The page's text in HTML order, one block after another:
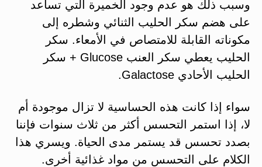
وسبب ذلك هو عدم وجود الخميرة التي تساعد
على هضم سكر الحليب الثنائي وشطره إلى
مكوناته القابلة للامتصاص في الأمعاء. سكر
الحليب يعطي سكر العنب Glucose + سكر
الحليب الأحادي Galactose.
سواء إذا كانت هذه الحساسية لا تزال موجودة أم
لا، إذا استمر التحسس أكثر من ثلاث سنوات فإننا
بصدد تحسس قد يستمر مدى الحياة. ويسري هذا
الكلام على التحسس من مواد غذائية أخرى.